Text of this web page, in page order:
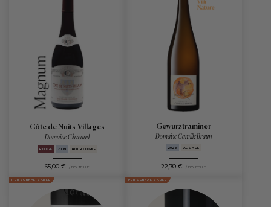
Côte de Nuits-Villages
Domaine Cluzeaud
ROUGE 2019 BOURGOGNE
65,00 € / BOUTEILLE
Gewurztraminer
Domaine Camille Braun
2023 ALSACE
22,70 € / BOUTEILLE
PERSONNALISABLE PERSONNALISABLE